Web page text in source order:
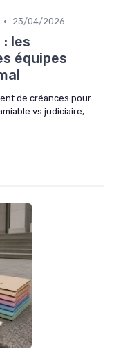
• 23/04/2026
les
équipes
de créances pour
vs judiciaire,